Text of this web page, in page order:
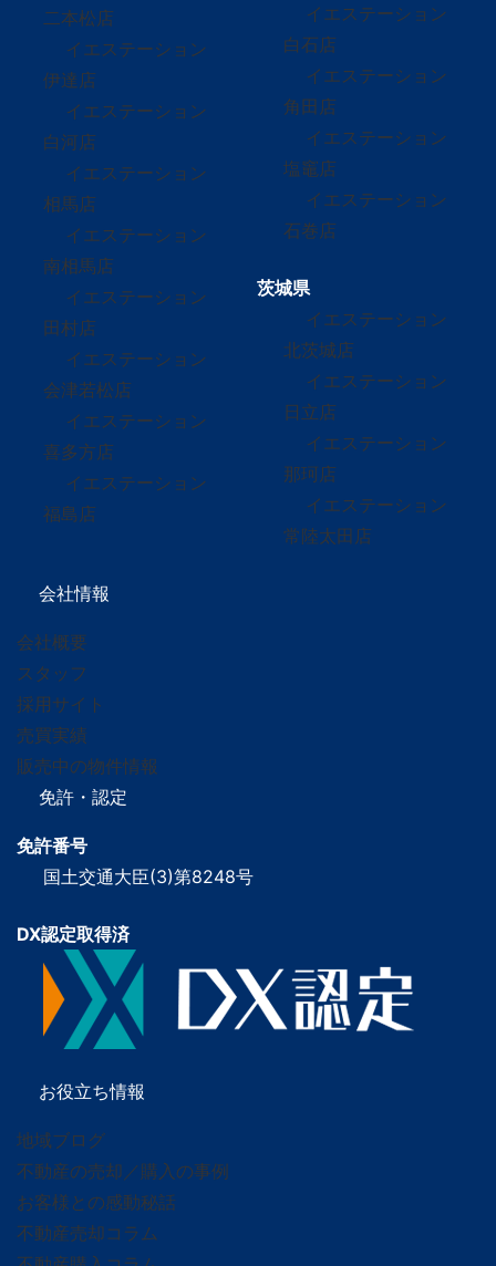
二本松店
イエステーション
伊達店
イエステーション
白河店
イエステーション
相馬店
イエステーション
南相馬店
イエステーション
田村店
イエステーション
会津若松店
イエステーション
喜多方店
イエステーション
福島店
イエステーション
白石店
イエステーション
角田店
イエステーション
塩竈店
イエステーション
石巻店
茨城県
イエステーション
北茨城店
イエステーション
日立店
イエステーション
那珂店
イエステーション
常陸太田店
会社情報
会社概要
スタッフ
採用サイト
売買実績
販売中の物件情報
免許・認定
免許番号
国土交通大臣(3)第8248号
DX認定取得済
お役立ち情報
地域ブログ
不動産の売却／購入の事例
お客様との感動秘話
不動産売却コラム